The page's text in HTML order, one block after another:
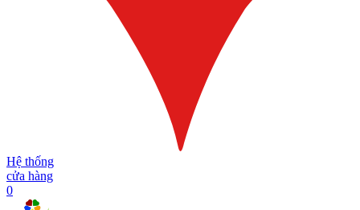
Hệ thống
cửa hàng
0